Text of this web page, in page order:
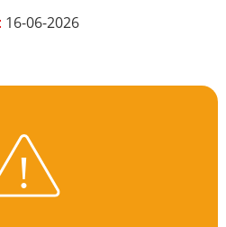
16-06-2026